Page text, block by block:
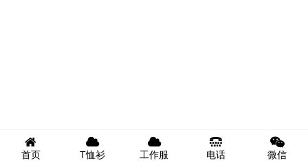
首页 T恤衫 工作服 电话 微信